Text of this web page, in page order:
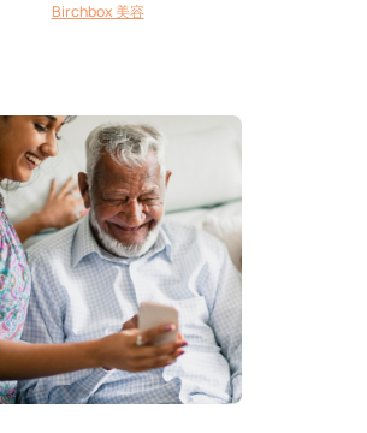
Birchbox 美容